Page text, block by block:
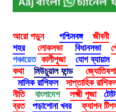
আরো পড়ুন পশ্চিমবঙ্গ জীবনী
শহর
লোকসভা বিধানসভা
পঞ্চায়েত কালীপূজা যোগ ব্যায়াম
কথা
মিউচুয়াল ফান্ড
মাসিক রাশিফল সাপ্তাহিক
নীতি
বাংলাদেশ লক্ষ্মী পূজা
ব্রত পড়াশোনা খবর ফ্যাশন